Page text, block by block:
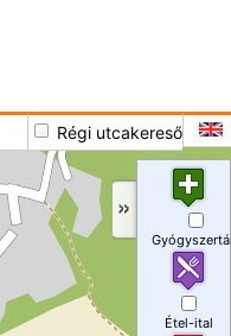
Régi utcakereső
Étel-ital